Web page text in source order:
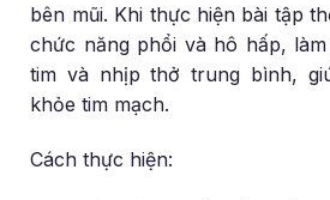
bên mũi. Khi thực hiện bài tập
chức năng phổi và hô hấp,
tim và nhịp thở trung bình,
khỏe tim mạch.
Cách thực hiện: